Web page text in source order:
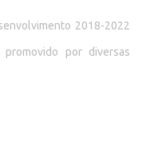
2018-2022
por diversas